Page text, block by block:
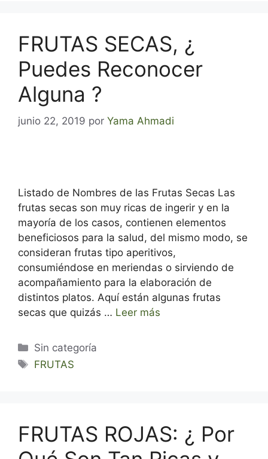
FRUTAS SECAS, ¿
Puedes Reconocer
Alguna ?
junio 22, 2019 por Yama Ahmadi
Listado de Nombres de las Frutas Secas Las
frutas secas son muy ricas de ingerir y en la
mayoría de los casos, contienen elementos
beneficiosos para la salud, del mismo modo, se
consideran frutas tipo aperitivos,
consumiéndose en meriendas o sirviendo de
acompañamiento para la elaboración de
distintos platos. Aquí están algunas frutas
secas que quizás … Leer más
Categorías
Sin categoría
Etiquetas
FRUTAS
FRUTAS ROJAS: ¿ Por